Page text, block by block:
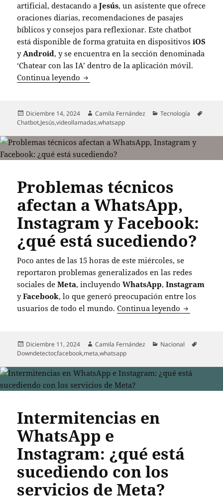
artificial, destacando aJesús, un asistente que ofrece
oraciones diarias, recomendaciones de pasajes
bíblicos y consejos para reflexionar. Este chatbot
está disponible de forma gratuita en dispositivosiOS
yAndroid, y se encuentra en la sección denominada
‘Chatear con las IA’ dentro de la aplicación móvil.
Continua leyendo WhatsApp lanza un innovador
Publicado
el
Diciembre 14, 2024 Autor
Camila Fernández Categorías
Tecnología
Chatbot,Jesús,videollamadas,whatsapp
Problemas técnicos
afectan a WhatsApp,
Instagram y Facebook:
¿qué está sucediendo?
Poco antes de las 15 horas de este miércoles, se
reportaron problemas generalizados en las redes
sociales deMeta, incluyendoWhatsApp,Instagram
yFacebook, lo que generó preocupación entre los
usuarios de todo el mundo.Continua leyendo
Publicado
el
Diciembre 11, 2024 Autor
Camila Fernández Categorías
Nacional
Downdetector,facebook,meta,whatsapp
Intermitencias en
WhatsApp e
Instagram: ¿qué está
sucediendo con los
servicios de Meta?